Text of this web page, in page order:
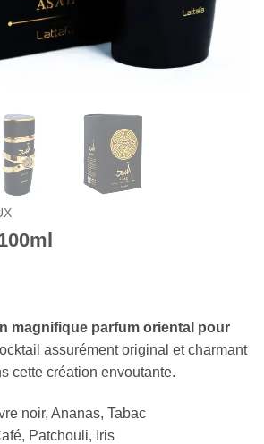
magnifique parfum oriental pour
assurément original et charmant
cette création envoutante.
noir, Ananas, Tabac
Patchouli, Iris